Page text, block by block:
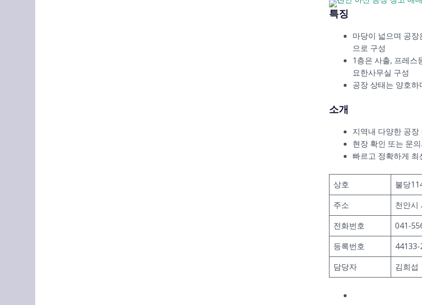
특징
마당이 넓으며 공
으로 구성
1층은 사출, 프레스
요한사무실 구성
공장 상태는 양호
소개
지역내 다양한 공
현장 확인 또는 문
빠르고 정확하게
상호
불당
주소
천안시
전화번호
041-
등록번호
담당자
김희섭